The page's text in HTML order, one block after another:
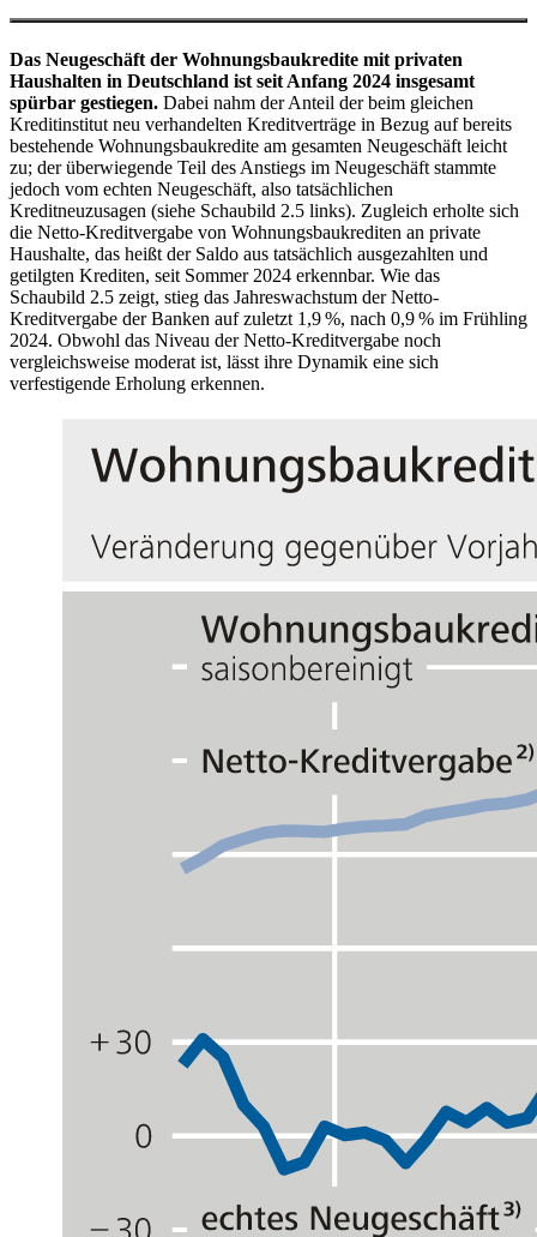
Das Neugeschäft der Wohnungsbaukredite mit privaten
Haushalten in Deutschland ist seit Anfang 2024 insgesamt
spürbar gestiegen. Dabei nahm der Anteil der beim gleichen
Kreditinstitut neu verhandelten Kreditverträge in Bezug auf bereits
bestehende Wohnungsbaukredite am gesamten Neugeschäft leicht
zu; der überwiegende Teil des Anstiegs im Neugeschäft stammte
jedoch vom echten Neugeschäft, also tatsächlichen
Kreditneuzusagen (siehe Schaubild 2.5 links). Zugleich erholte sich
die Netto-Kreditvergabe von Wohnungsbaukrediten an private
Haushalte, das heißt der Saldo aus tatsächlich ausgezahlten und
getilgten Krediten, seit Sommer 2024 erkennbar. Wie das
Schaubild 2.5 zeigt, stieg das Jahreswachstum der Netto-
Kreditvergabe der Banken auf zuletzt 1,9 %, nach 0,9 % im Frühling
2024. Obwohl das Niveau der Netto-Kreditvergabe noch
vergleichsweise moderat ist, lässt ihre Dynamik eine sich
verfestigende Erholung erkennen.